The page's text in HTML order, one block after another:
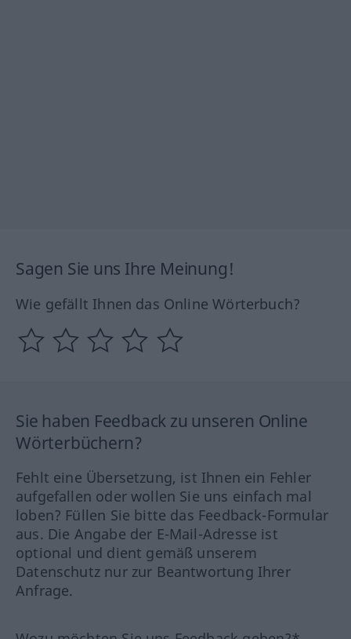
Sagen Sie uns Ihre Meinung!
Wie gefällt Ihnen das Online Wörterbuch?
Sie haben Feedback zu unseren Online
Wörterbüchern?
Fehlt eine Übersetzung, ist Ihnen ein Fehler
aufgefallen oder wollen Sie uns einfach mal
loben? Füllen Sie bitte das Feedback-Formular
aus. Die Angabe der E-Mail-Adresse ist
optional und dient gemäß unserem
Datenschutz nur zur Beantwortung Ihrer
Anfrage.